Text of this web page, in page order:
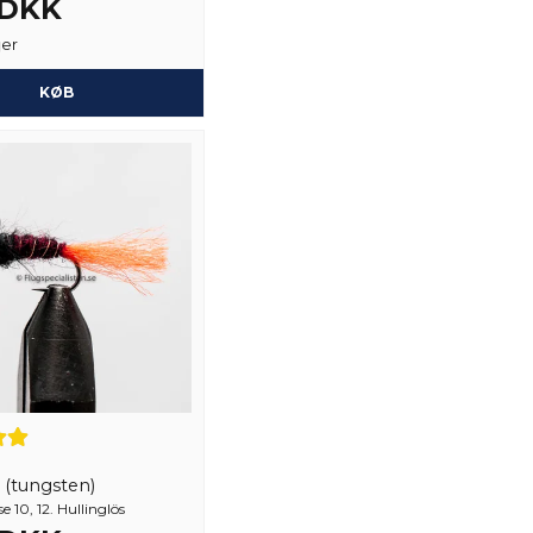
KØB
(tungsten)
10, 12. Hullinglös